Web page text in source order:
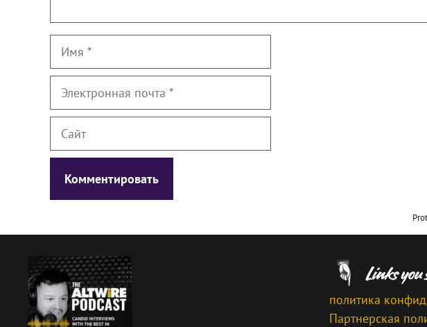
Имя
Электронная
Сайт
политика
Партнерская